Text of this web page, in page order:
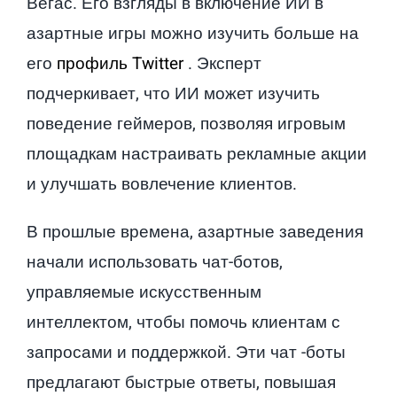
азартные игры можно изучить больше на
его профиль Twitter. Эксперт
подчеркивает, что ИИ может изучить
поведение геймеров, позволяя игровым
площадкам настраивать рекламные акции
и улучшать вовлечение клиентов.
В прошлые времена, азартные заведения
начали использовать чат-ботов,
управляемые искусственным
интеллектом, чтобы помочь клиентам с
запросами и поддержкой. Эти чат -боты
предлагают быстрые ответы, повышая